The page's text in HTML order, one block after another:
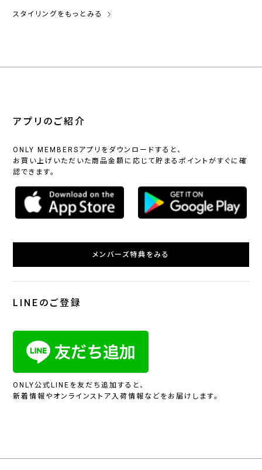
スタイリングをもっとみる
アプリのご紹介
ONLY MEMBERSアプリをダウンロードすると、
お買い上げいただいた商品金額に応じて貯まるポイントがすぐに確
認できます。
メンバーズ特典をみる
LINEのご登録
ONLY公式LINEを友だち追加すると、
新着情報やオンラインストア入荷情報などをお届けします。